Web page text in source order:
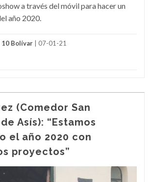
a través del móvil para hacer un
año 2020.
10 Bolívar | 07-01-21
(Comedor San
Asís): “Estamos
el año 2020 con
proyectos”